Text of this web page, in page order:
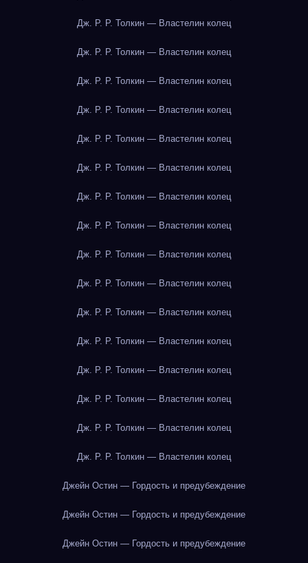
Дж. Р. Р. Толкин — Властелин колец
Дж. Р. Р. Толкин — Властелин колец
Дж. Р. Р. Толкин — Властелин колец
Дж. Р. Р. Толкин — Властелин колец
Дж. Р. Р. Толкин — Властелин колец
Дж. Р. Р. Толкин — Властелин колец
Дж. Р. Р. Толкин — Властелин колец
Дж. Р. Р. Толкин — Властелин колец
Дж. Р. Р. Толкин — Властелин колец
Дж. Р. Р. Толкин — Властелин колец
Дж. Р. Р. Толкин — Властелин колец
Дж. Р. Р. Толкин — Властелин колец
Дж. Р. Р. Толкин — Властелин колец
Дж. Р. Р. Толкин — Властелин колец
Дж. Р. Р. Толкин — Властелин колец
Дж. Р. Р. Толкин — Властелин колец
Джейн Остин — Гордость и предубеждение
Джейн Остин — Гордость и предубеждение
Джейн Остин — Гордость и предубеждение